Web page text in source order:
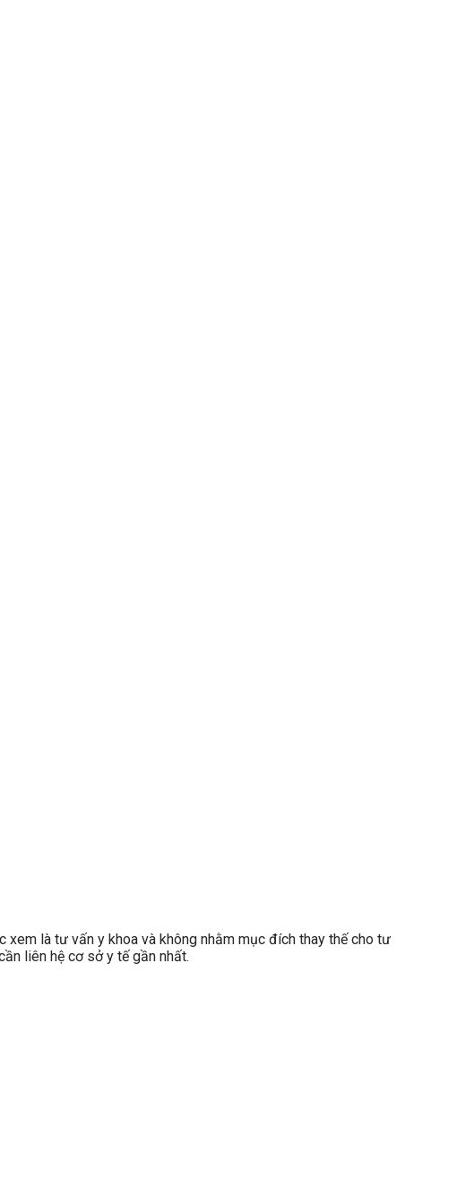
xem là tư vấn y khoa và không nhằm mục đích thay thế cho tư
liên hệ cơ sở y tế gần nhất.